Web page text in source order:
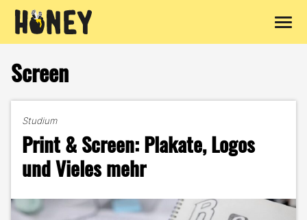
Inhalt
springen
Screen
Studium
Print & Screen: Plakate, Logos
und Vieles mehr